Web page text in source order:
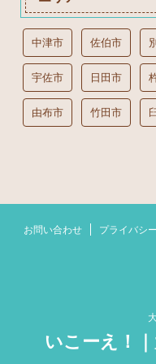
中津市 佐伯市
宇佐市 日田市
由布市 竹田市
お問い合わせ プライバシ
いこーえ！